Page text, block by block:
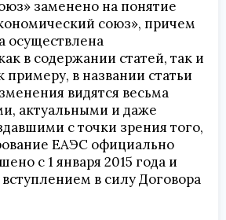
заменено на понятие
союз», причем
осуществлена
в содержании статей, так и
примеру, в названии статьи
видятся весьма
актуальными и даже
с точки зрения того,
ЕАЭС официально
с 1 января 2015 года и
в силу Договора